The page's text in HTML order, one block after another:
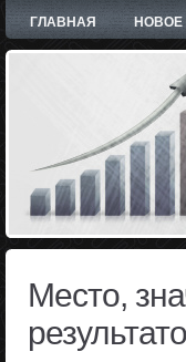
ГЛАВНАЯ НОВОЕ
Место,